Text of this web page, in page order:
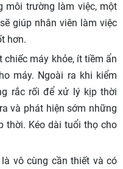
môi trường làm việc, một
giúp nhân viên làm việc
hơn.
máy khỏe, ít tiềm ẩn
máy. Ngoài ra khi kiểm
rắc rối để xử lý kịp thời
và phát hiện sớm những
thời. Kéo dài tuổi thọ cho
vô cùng cần thiết và có